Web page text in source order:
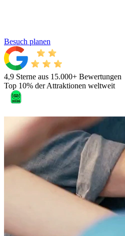
Besuch planen
4,9 Sterne aus 15.000+ Bewertungen
Top 10% der Attraktionen weltweit